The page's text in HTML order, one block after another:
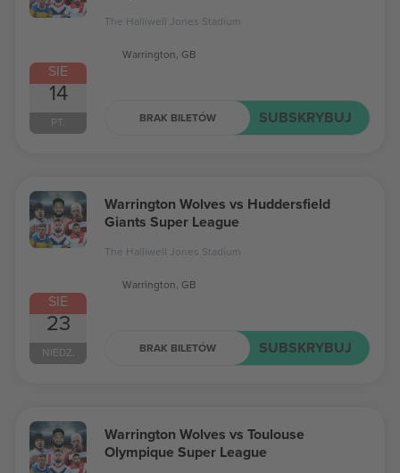
SIE
14
PT.
The Halliwell Jones Stadium
Warrington, GB
BRAK BILETÓW SUBSKRYBUJ
SIE
23
NIEDZ.
Warrington Wolves vs Huddersfield
Giants Super League
The Halliwell Jones Stadium
Warrington, GB
BRAK BILETÓW SUBSKRYBUJ
Warrington Wolves vs Toulouse
Olympique Super League